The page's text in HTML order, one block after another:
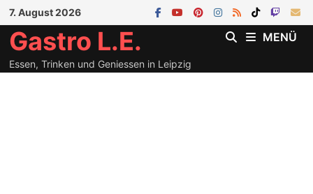
Zum
Inhalt
springen
7. August 2026
Gastro L.E.
Essen, Trinken und Geniessen in Leipzig
MENÜ